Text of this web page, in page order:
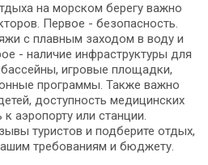
на морском берегу важно
Первое - безопасность.
с плавным заходом в воду и
- наличие инфраструктуры для
бассейны, игровые площадки,
программы. Также важно
доступность медицинских
к аэропорту или станции.
туристов и подберите отдых,
требованиям и бюджету.